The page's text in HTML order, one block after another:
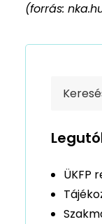
(forrás:
ÜKFP